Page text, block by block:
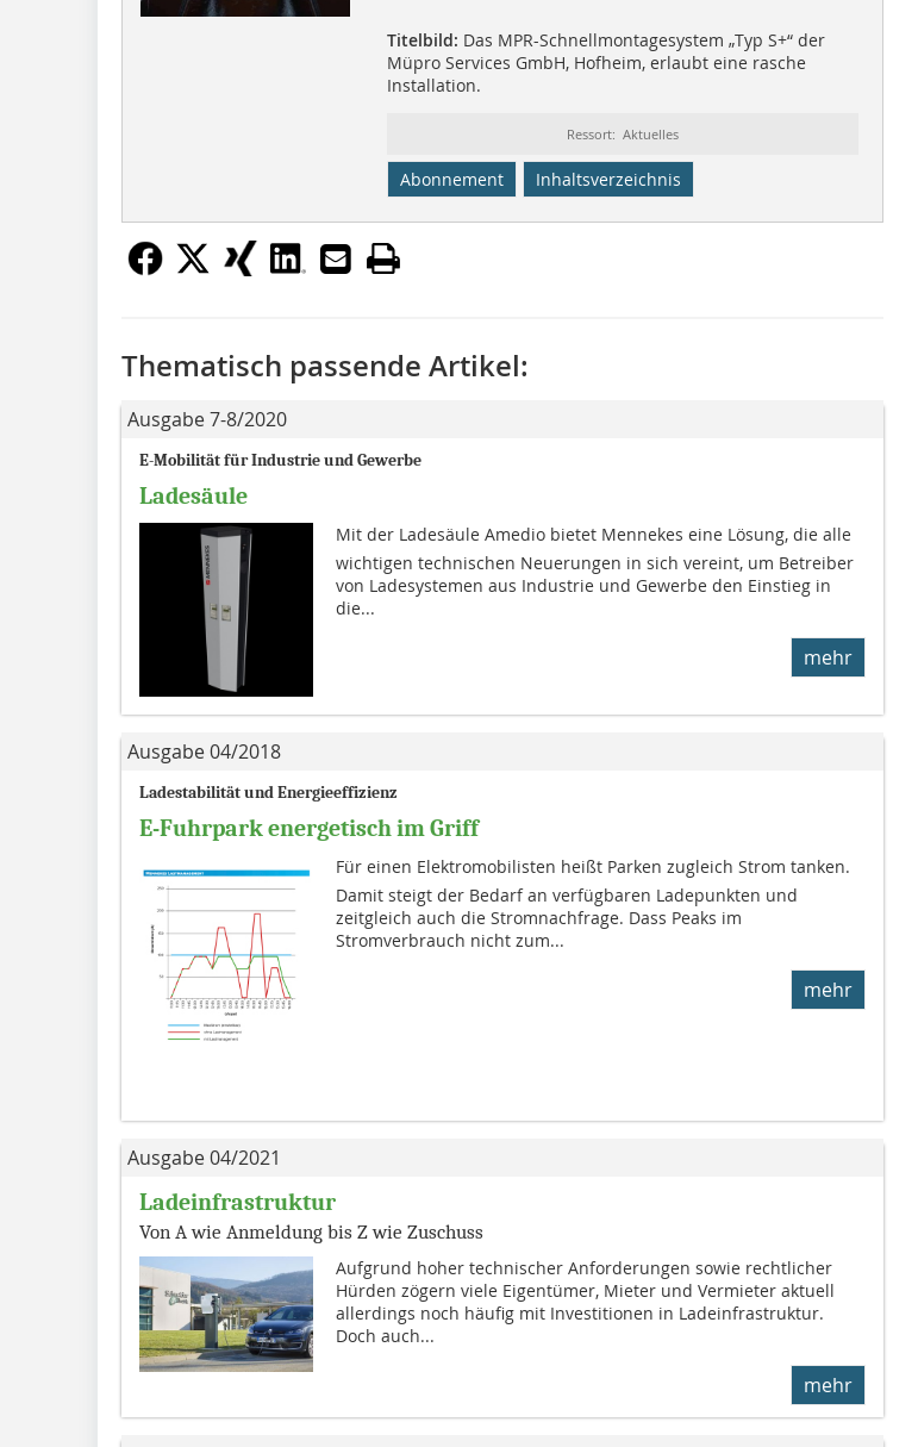
Titelbild: Das MPR-Schnellmontagesystem „Typ S+“ der
Müpro Services GmbH, Hofheim, erlaubt eine rasche
Installation.
Ressort: Aktuelles
Abonnement Inhaltsverzeichnis
Thematisch passende Artikel:
Ausgabe 7-8/2020
E-Mobilität für Industrie und Gewerbe
Ladesäule
Mit der Ladesäule Amedio bietet Mennekes eine Lösung, die alle
wichtigen technischen Neuerungen in sich vereint, um Betreiber
von Ladesystemen aus Industrie und Gewerbe den Einstieg in
die...
mehr
Ausgabe 04/2018
Ladestabilität und Energieeffizienz
E-Fuhrpark energetisch im Griff
Für einen Elektromobilisten heißt Parken zugleich Strom tanken.
Damit steigt der Bedarf an verfügbaren Ladepunkten und
zeitgleich auch die Stromnachfrage. Dass Peaks im
Stromverbrauch nicht zum...
mehr
Ausgabe 04/2021
Ladeinfrastruktur
Von A wie Anmeldung bis Z wie Zuschuss
Aufgrund hoher technischer Anforderungen sowie rechtlicher
Hürden zögern viele Eigentümer, Mieter und Vermieter aktuell
allerdings noch häufig mit Investitionen in Ladeinfrastruktur.
Doch auch...
mehr